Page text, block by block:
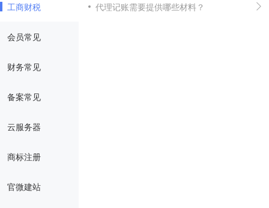
工商财税
会员常见
财务常见
备案常见
云服务器
商标注册
官微建站
代理记账需要提供哪些材料？